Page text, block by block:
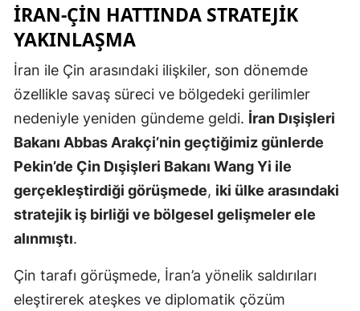
Konya
Malatya
Manisa
Muğla
Nevşehir
İRAN-ÇIN HATTINDA STRATEJIK
YAKINLAŞMA
İran ile Çin arasındaki ilişkiler, son dönemde
özellikle savaş süreci ve bölgedeki gerilimler
nedeniyle yeniden gündeme geldi. İran Dışişleri
Bakanı Abbas Arakçi’nin geçtiğimiz günlerde
Pekin’de Çin Dışişleri Bakanı Wang Yi ile
gerçekleştirdiği görüşmede, iki ülke arasındaki
stratejik iş birliği ve bölgesel gelişmeler ele
alınmıştı.
Çin tarafı görüşmede, İran’a yönelik saldırıları
eleştirerek ateşkes ve diplomatik çözüm